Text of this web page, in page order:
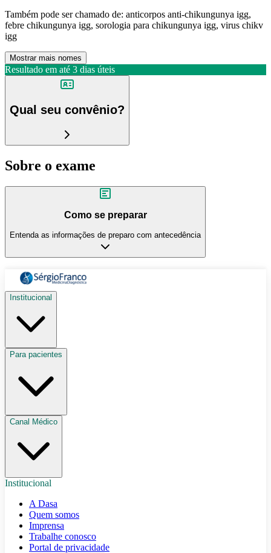
Também pode ser chamado de: anticorpos anti-chikungunya igg,
febre chikungunya igg, sorologia para chikungunya igg, virus chikv
igg
Mostrar mais nomes
Resultado em até 3 dias úteis
Qual seu convênio?
Sobre o exame
Como se preparar
Entenda as informações de preparo com antecedência
Institucional
Para pacientes
Canal Médico
Institucional
A Dasa
Quem somos
Imprensa
Trabalhe conosco
Portal de privacidade